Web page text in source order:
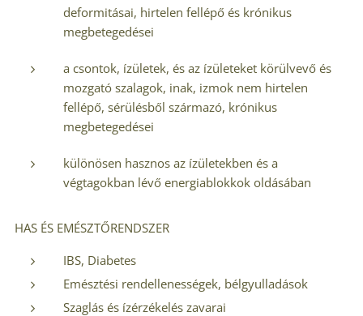
deformitásai, hirtelen fellépő és krónikus
megbetegedései
a csontok, ízületek, és az ízületeket körülvevő és
mozgató szalagok, inak, izmok nem hirtelen
fellépő, sérülésből származó, krónikus
megbetegedései
különösen hasznos az ízületekben és a
végtagokban lévő energiablokkok oldásában
HAS ÉS EMÉSZTŐRENDSZER
IBS, Diabetes
Emésztési rendellenességek, bélgyulladások
Szaglás és ízérzékelés zavarai